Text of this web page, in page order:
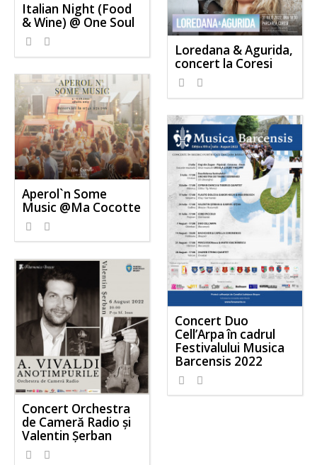
Italian Night (Food
& Wine) @ One Soul
Loredana & Agurida,
concert la Coresi
Aperol`n Some
Music @Ma Cocotte
Concert Duo
Cell’Arpa în cadrul
Festivalului Musica
Barcensis 2022
Concert Orchestra
de Cameră Radio și
Valentin Șerban